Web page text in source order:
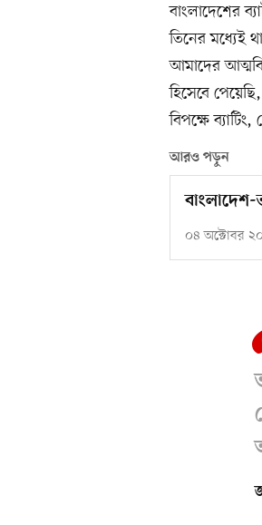
বাংলাদেশের
তিনের মধ্যেই
আমাদের
হিসেবে
বিপক্ষে
আরও পড়ুন
বাংলাদেশ-
০৪ অক্টোবর